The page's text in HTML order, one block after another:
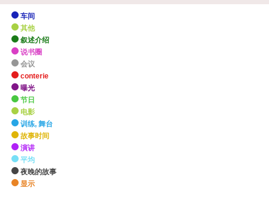
车间
其他
叙述介绍
说书圈
会议
conterie
曝光
节日
电影
训练, 舞台
故事时间
演讲
平均
夜晚的故事
显示